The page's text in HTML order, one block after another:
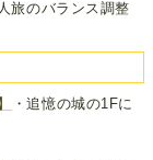
旅のバランス調整
・追憶の城の1Fに